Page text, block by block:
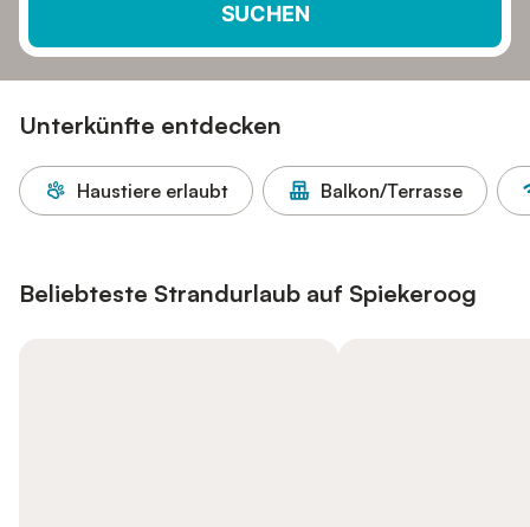
SUCHEN
Unterkünfte entdecken
Haustiere erlaubt Balkon/Terrasse
Beliebteste Strandurlaub auf Spiekeroog